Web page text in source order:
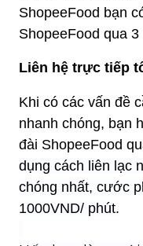
ShopeeFood bạn
ShopeeFood qua
Liên hệ trực tiếp
Khi có các vấn đề
nhanh chóng, bạn
đài ShopeeFood
dụng cách liên lạc
chóng nhất, cước
1000VND/ phút.